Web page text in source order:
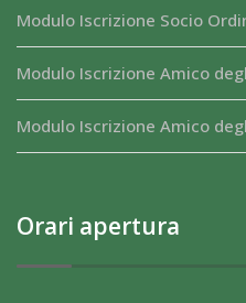
Modulo Iscrizione Socio
Modulo Iscrizione Amico
Modulo Iscrizione Amico
Orari apertura